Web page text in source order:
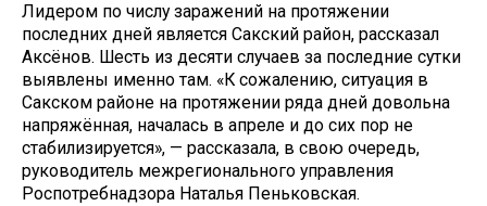
Лидером по числу заражений на протяжении
последних дней является Сакский район, рассказал
Аксёнов. Шесть из десяти случаев за последние сутки
выявлены именно там. «К сожалению, ситуация в
Сакском районе на протяжении ряда дней довольна
напряжённая, началась в апреле и до сих пор не
стабилизируется», — рассказала, в свою очередь,
руководитель межрегионального управления
Роспотребнадзора Наталья Пеньковская.